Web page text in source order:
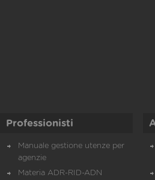
Professionisti
Manuale gestione utenze per
agenzie
Materia ADR-RID-ADN